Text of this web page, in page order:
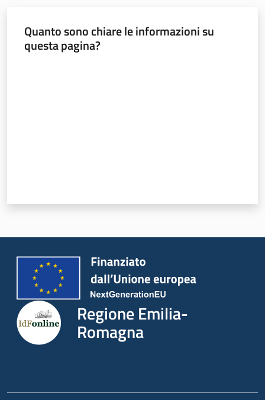
Regione
Emilia-
Romagna
Quanto sono chiare le informazioni su
questa pagina?
Regione Emilia-
Romagna